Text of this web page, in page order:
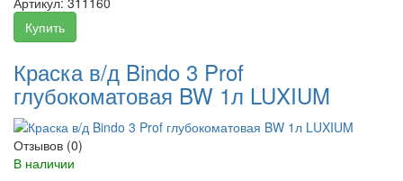
Купить
Краска в/д Bindo 3 Prof
глубокоматовая BW 1л LUXIUM
Отзывов (0)
В наличии